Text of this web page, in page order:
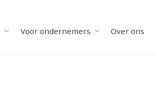
Voor ondernemers Over ons